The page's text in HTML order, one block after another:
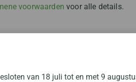
voorwaarden voor alle details.
van 18 juli tot en met 9